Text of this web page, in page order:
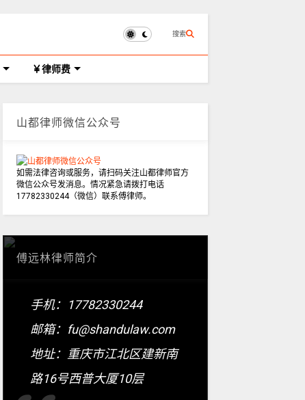
搜索
律师费
山都律师微信公众号
如需法律咨询或服务，请扫码关注山都律师官方
微信公众号发消息。情况紧急请拨打电话
17782330244（微信）联系傅律师。
傅远林律师简介
手机：17782330244
邮箱：fu@shandulaw.com
地址：重庆市江北区建新南
路16号西普大厦10层